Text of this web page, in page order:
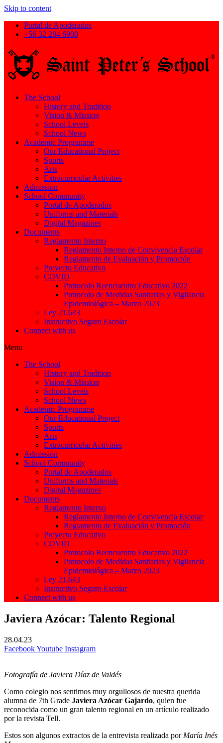
Skip to content
Portal de Apoderados
+56 32 284 6900
The School
History and Tradition
Vision & Mission
School Levels
School News
Academic Programme
Our Educational Project
Sports
Arts
Extracurricular Activities
Admission
School Community
Portal de Apoderados
Uniforms and Materials
Digital Magazines
Documents
Reglamento Interno
Reglamento Interno de Convivencia Escolar
Reglamento de Evaluación y Promoción
Proyecto Educativo
COVID
Protocolo Reencuentro Educativo 2022
Protocolo de Medidas Sanitarias y Vigilancia
Epidemiológica – Marzo 2023
Ley 21.643
Instructivo Seguro Escolar
Connect with us
Menu
The School
History and Tradition
Vision & Mission
School Levels
School News
Academic Programme
Our Educational Project
Sports
Arts
Extracurricular Activities
Admission
School Community
Portal de Apoderados
Uniforms and Materials
Digital Magazines
Documents
Reglamento Interno
Reglamento Interno de Convivencia Escolar
Reglamento de Evaluación y Promoción
Proyecto Educativo
COVID
Protocolo Reencuentro Educativo 2022
Protocolo de Medidas Sanitarias y Vigilancia
Epidemiológica – Marzo 2023
Ley 21.643
Instructivo Seguro Escolar
Connect with us
Javiera Azócar: Talento Regional
28.04.23
FacebookYoutube Instagram
Fotografía de Javiera Díaz de Valdés
Como colegio nos sentimos muy orgullosos de nuestra querida
alumna de 7th Grade Javiera Azócar Gajardo, quien fue
reconocida como un gran talento regional en un artículo realizado
por la revista Tell.
Estos son algunos extractos de la entrevista realizada por María Inés